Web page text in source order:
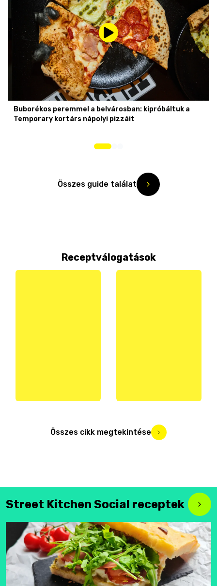
Buborékos peremmel a belvárosban: kipróbáltuk a
Temporary kortárs nápolyi pizzáit
Összes guide találat
Receptválogatások
Összes cikk megtekintése
Street Kitchen Social receptek